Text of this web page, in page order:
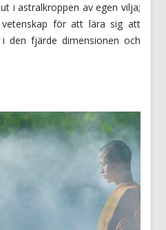
i astralkroppen av egen vilja;
för att lära sig att
den fjärde dimensionen och